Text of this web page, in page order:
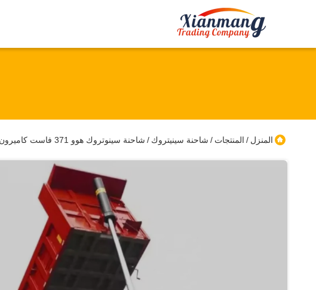
المنزل / المنتجات / شاحنة سينيتروك / شاحنة سينوتروك هوو 371 فاست كاميرون شاحنة 6 * 4 يسار القيادة 351 450 حصان